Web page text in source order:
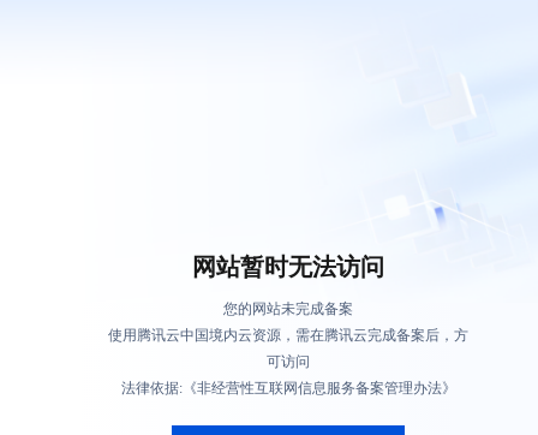
网站暂时无法访问
您的网站未完成备案
使用腾讯云中国境内云资源，需在腾讯云完成备案后，方
可访问
法律依据:《非经营性互联网信息服务备案管理办法》